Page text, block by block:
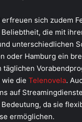
erfreuen sich zudem
Beliebtheit, die mit
unterschiedlichen
oder Hamburg ein
täglichen
wie die Telenovela.
auf
da sie
ermöglichen.